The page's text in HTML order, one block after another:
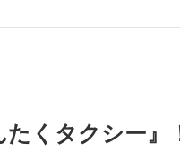
くタクシー』